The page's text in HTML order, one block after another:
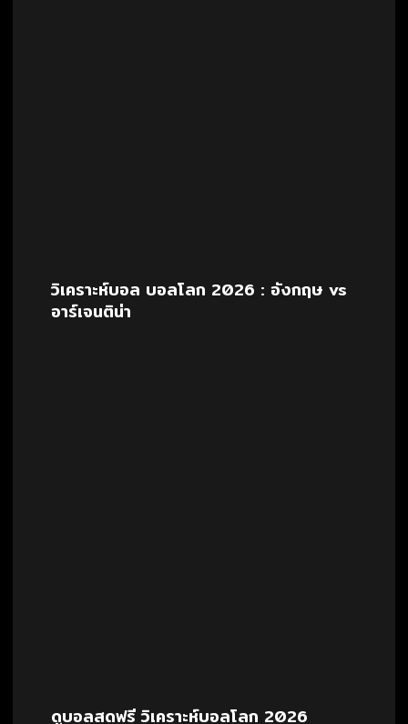
วิเคราะห์บอล บอลโลก 2026 : อังกฤษ vs
อาร์เจนติน่า
ดูบอลสดฟรี วิเคราะห์บอลโลก 2026